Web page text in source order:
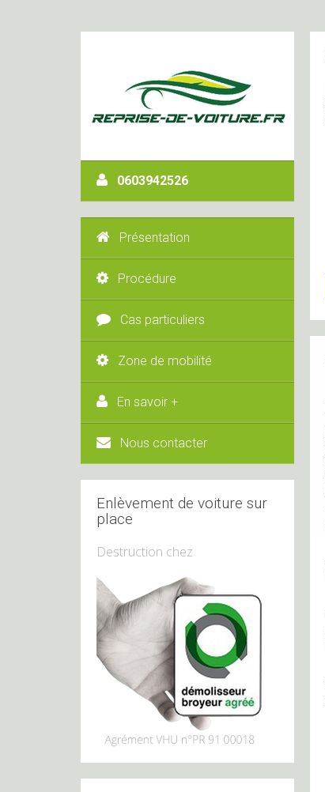
0603942526
Présentation
Procédure
Cas particuliers
Zone de mobilité
En savoir +
Nous contacter
Enlèvement de voiture sur
place
Destruction chez